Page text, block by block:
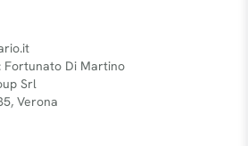
Fortunato Di Martino
Srl
Verona